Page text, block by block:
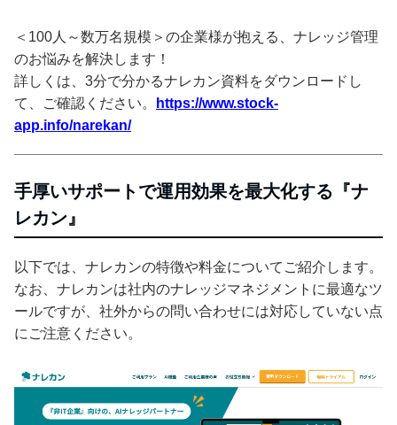
＜100人～数万名規模＞の企業様が抱える、ナレッジ管理
のお悩みを解決します！
詳しくは、3分で分かるナレカン資料をダウンロードし
て、ご確認ください。
https://www.stock-
app.info/narekan/
手厚いサポートで運用効果を最大化する『ナ
レカン』
以下では、ナレカンの特徴や料金についてご紹介します。
なお、ナレカンは社内のナレッジマネジメントに最適なツ
ールですが、社外からの問い合わせには対応していない点
にご注意ください。